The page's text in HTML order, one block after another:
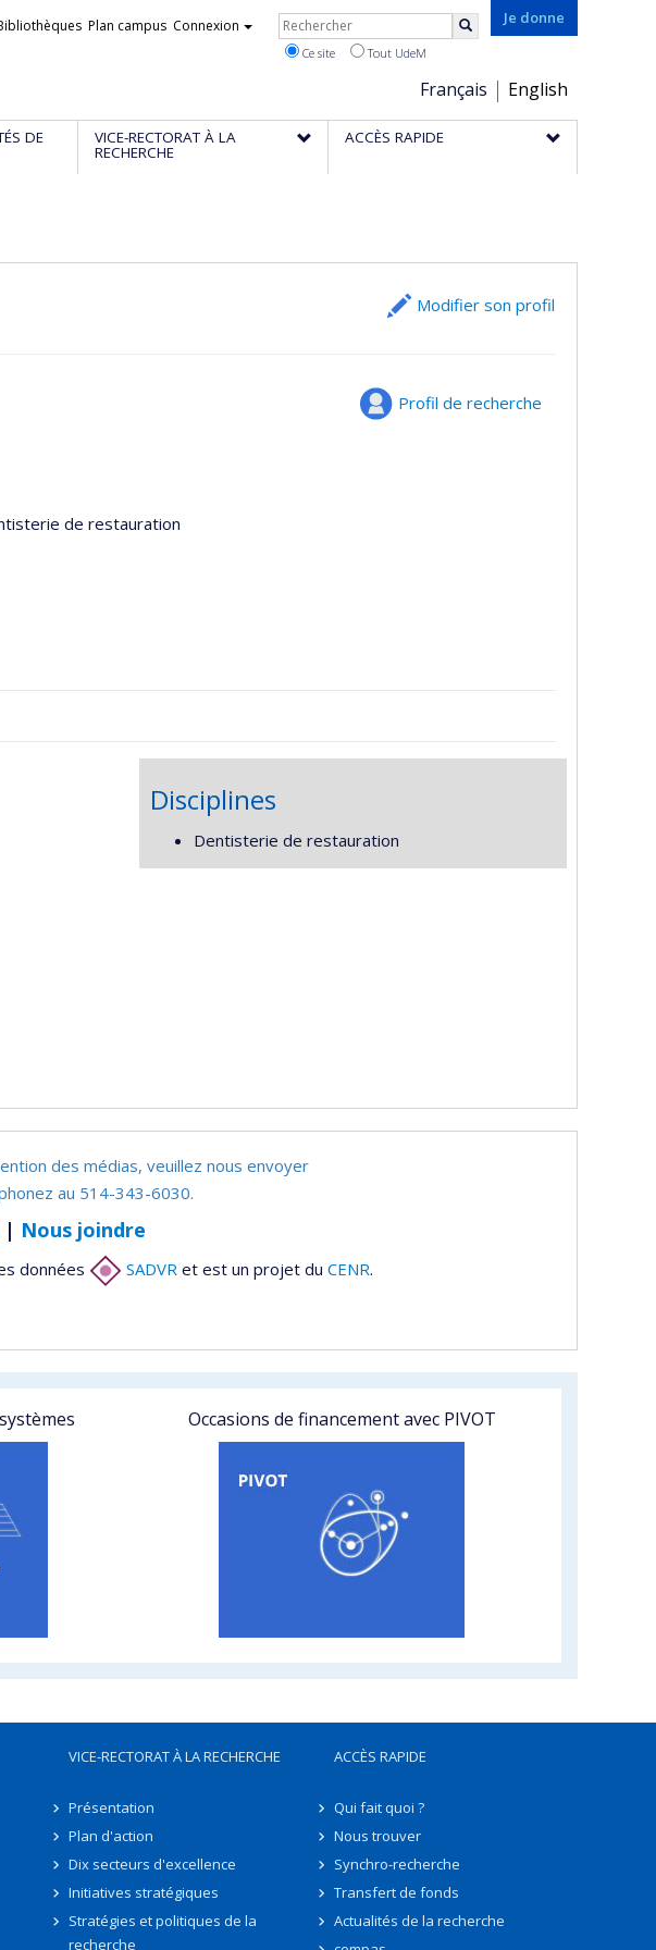
Je donne
Choix
de
la
Français English
Plan campus Connexion Rechercher
Ce site Tout UdeM
DE VICE-RECTORAT À LA
RECHERCHE
ACCÈS RAPIDE
Modifier son profil
Profil de recherche
de restauration
Disciplines
Dentisterie de restauration
des médias, veuillez nous envoyer
au 514-343-6030.
| Nous joindre
données SADVR et est un projet du CENR.
Occasions de financement avec PIVOT
VICE-RECTORAT À LA RECHERCHE
Présentation
Plan d'action
Dix secteurs d'excellence
Initiatives stratégiques
Stratégies et politiques de la
recherche
ACCÈS RAPIDE
Qui fait quoi ?
Nous trouver
Synchro-recherche
Transfert de fonds
Actualités de la recherche